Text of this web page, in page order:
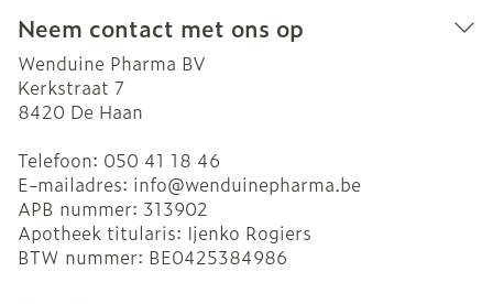
Neem contact met ons op
Wenduine Pharma BV
Kerkstraat 7
8420 De Haan
Telefoon: 050 41 18 46
E-mailadres: info@wenduinepharma.be
APB nummer: 313902
Apotheek titularis: Ijenko Rogiers
BTW nummer: BE0425384986